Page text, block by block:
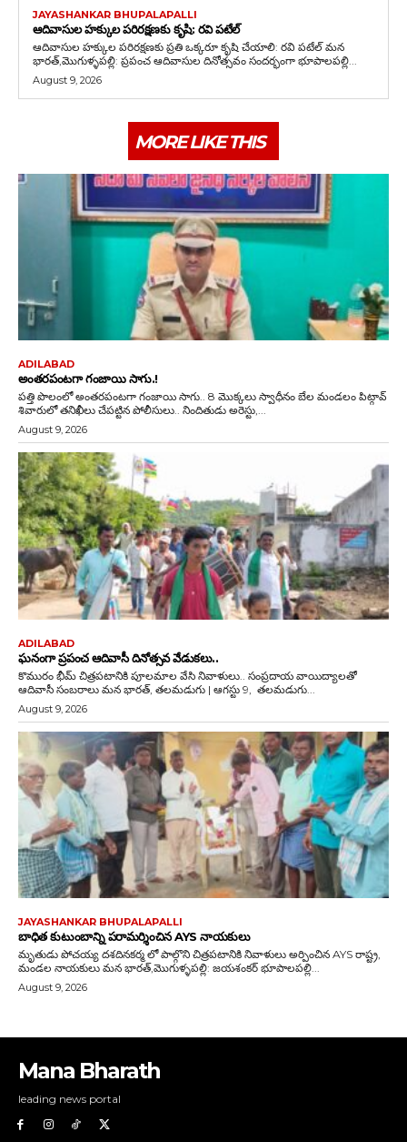
Mana Bharath
leading news portal